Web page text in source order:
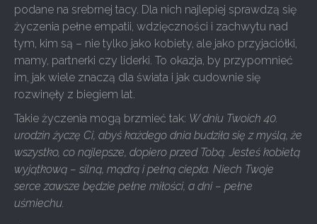
podane na srebrnej tacy. Dla nich najlepiej sprawdzą się
życzenia pełne empatii, wdzięczności i zachwytu nad
tym, kim są – nie tylko jako kobiety, ale jako przyjaciółki,
mamy, partnerki czy liderki. To okazja, by przypomnieć
im, jak wiele znaczą dla świata i jak cudownie się
rozwinęły z biegiem lat.
Takie życzenia mogą brzmieć tak: W dniu Twoich 40.
urodzin życzę Ci, abyś każdego dnia budziła się z myślą, że
wszystko, co najlepsze, dopiero przed Tobą. Jesteś kobietą
wyjątkową – silną, mądrą i pełną ciepła. Niech Twoje
serce zawsze będzie pełne miłości, a dni – pełne
uśmiechu.